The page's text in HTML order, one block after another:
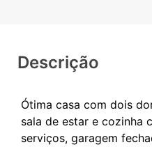
Descrição
Ótima casa com dois
sala de estar e cozinha
serviços, garagem